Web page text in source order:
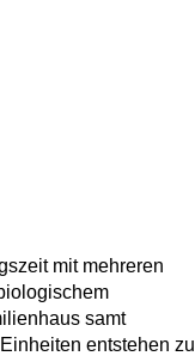
mit mehreren
samt
entstehen zu